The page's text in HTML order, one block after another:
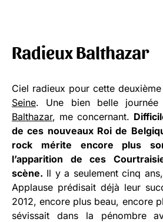
Radieux Balthazar
Ciel radieux pour cette
Seine. Une bien belle
Balthazar, me concernant.
de ces nouveaux Roi de
rock mérite encore plus
l’apparition de ces
scène. Il y a seulement cinq
Applause prédisait déjà leur
2012, encore plus beau, encore
sévissait dans la pénombre